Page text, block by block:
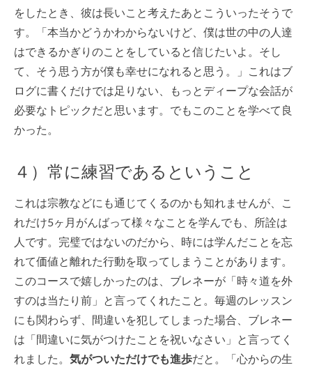
をしたとき、彼は長いこと考えたあとこういったそうで
す。「本当かどうかわからないけど、僕は世の中の人達
はできるかぎりのことをしていると信じたいよ。そし
て、そう思う方が僕も幸せになれると思う。」これはブ
ログに書くだけでは足りない、もっとディープな会話が
必要なトピックだと思います。でもこのことを学べて良
かった。
４）常に練習であるということ
これは宗教などにも通じてくるのかも知れませんが、こ
れだけ5ヶ月がんばって様々なことを学んでも、所詮は
人です。完璧ではないのだから、時には学んだことを忘
れて価値と離れた行動を取ってしまうことがあります。
このコースで嬉しかったのは、ブレネーが「時々道を外
すのは当たり前」と言ってくれたこと。毎週のレッスン
にも関わらず、間違いを犯してしまった場合、ブレネー
は「間違いに気がつけたことを祝いなさい」と言ってく
れました。 気がついただけでも進歩だと。「心からの生